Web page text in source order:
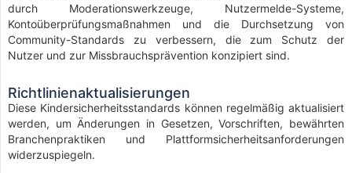
durch Moderationswerkzeuge, Nutzermelde-Systeme,
Kontoüberprüfungsmaßnahmen und die Durchsetzung von
Community-Standards zu verbessern, die zum Schutz der
Nutzer und zur Missbrauchsprävention konzipiert sind.
Richtlinienaktualisierungen
Diese Kindersicherheitsstandards können regelmäßig aktualisiert
werden, um Änderungen in Gesetzen, Vorschriften, bewährten
Branchenpraktiken und Plattformsicherheitsanforderungen
widerzuspiegeln.